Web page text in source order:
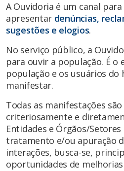
A Ouvidoria é um canal para
apresentar denúncias,
sugestões e elogios.
No serviço público, a
para ouvir a população. É o
população e os usuários
manifestar.
Todas as manifestações
criteriosamente e
Entidades e Órgãos/
tratamento e/ou apuração
interações, busca-se,
oportunidades de